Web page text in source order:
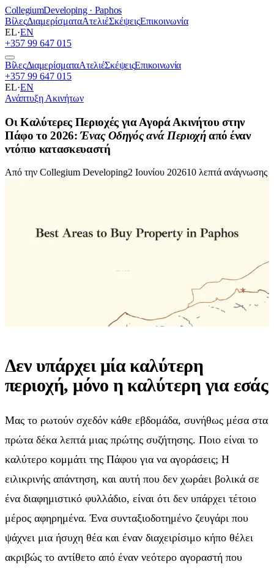
CollegiumDeveloping · Paphos
ΒίλεςΔιαμερίσματαΑτελιέΣκέψειςΕπικοινωνία
EL·EN
+357 99 647 015
ΒίλεςΔιαμερίσματαΑτελιέΣκέψειςΕπικοινωνία
+357 99 647 015
EL·EN
Ανάπτυξη Ακινήτων
Οι Καλύτερες Περιοχές για Αγορά Ακινήτου στην
Πάφο το 2026: Ένας Οδηγός ανά Περιοχή από έναν
ντόπιο κατασκευαστή
Από την Collegium Developing2 Ιουνίου 202610 λεπτά ανάγνωσης
Δεν υπάρχει μία καλύτερη
περιοχή, μόνο η καλύτερη για εσάς
Μας το ρωτούν σχεδόν κάθε εβδομάδα, συνήθως μέσα στα
πρώτα δέκα λεπτά μιας πρώτης συζήτησης. Ποιο είναι το
καλύτερο κομμάτι της Πάφου για να αγοράσεις; Η
ειλικρινής απάντηση, και αυτή που δεν χωράει βολικά σε
ένα διαφημιστικό φυλλάδιο, είναι ότι δεν υπάρχει τέτοιο
μέρος αφηρημένα. Ένα συνταξιοδοτημένο ζευγάρι που
ψάχνει μια ήσυχη θέα και έναν διαχειρίσιμο κήπο θέλει
ακριβώς το αντίθετο από έναν νεότερο αγοραστή που